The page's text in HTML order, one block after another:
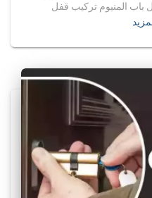
باب المنيوم تركيب قفل